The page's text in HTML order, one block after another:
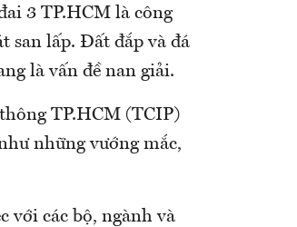
3 TP.HCM là công
san lấp. Đất đắp và đá
là vấn đề nan giải.
TP.HCM (TCIP)
những vướng mắc,
với các bộ, ngành và